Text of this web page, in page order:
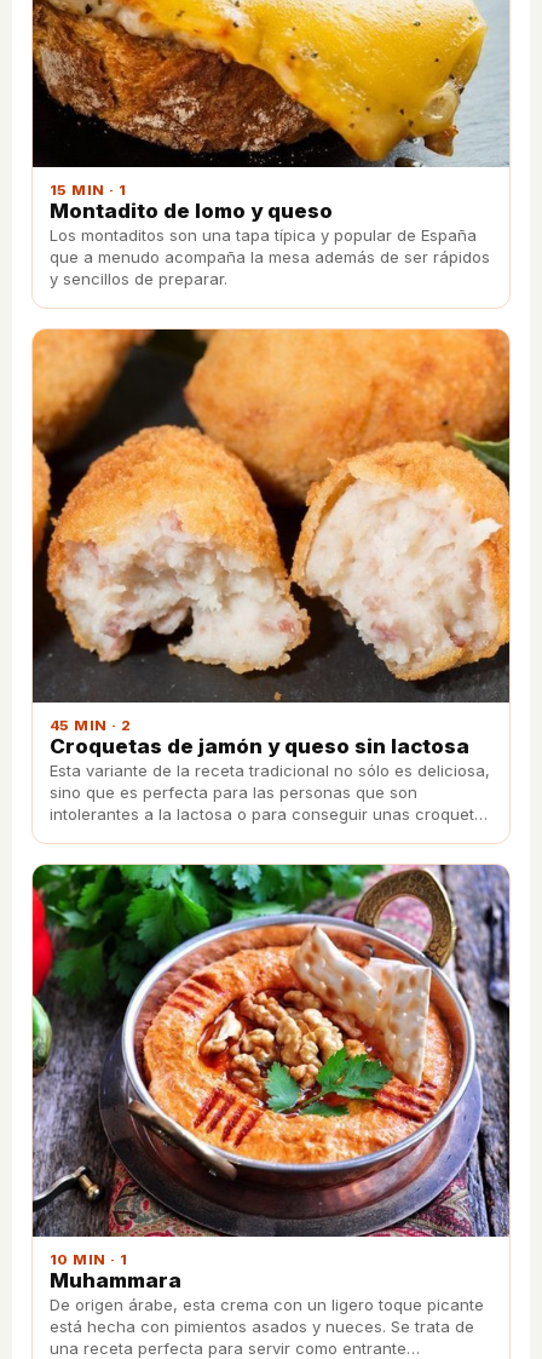
15 MIN · 1
Montadito de lomo y queso
Los montaditos son una tapa típica y popular de España
que a menudo acompaña la mesa además de ser rápidos
y sencillos de preparar.
45 MIN · 2
Croquetas de jamón y queso sin lactosa
Esta variante de la receta tradicional no sólo es deliciosa,
sino que es perfecta para las personas que son
intolerantes a la lactosa o para conseguir unas croquetas
10 MIN · 1
Muhammara
De origen árabe, esta crema con un ligero toque picante
está hecha con pimientos asados y nueces. Se trata de
una receta perfecta para servir como entrante